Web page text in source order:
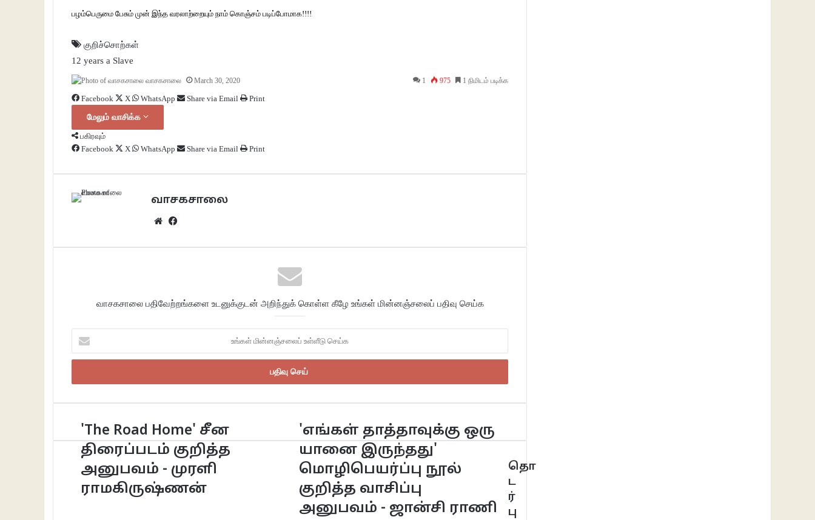
பழம்பெருமை பேசும் முன் இந்த வரலாற்றையும் நாம் கொஞ்சம் படிப்போமாக!!!!
குறிச்சொற்கள்
12 years a Slave
வாசகசாலை March 30, 2020 1 975 1 நிமிடம் படிக்க
Facebook X WhatsApp Share via Email Print
மேலும் வாசிக்க
பகிரவும்
Facebook
X WhatsApp Share via Email Print
வாசகசாலை
Website
வாசகசாலை பதிவேற்றங்களை உடனுக்குடன் அறிந்துக் கொள்ள கீழே உங்கள் மின்னஞ்சலைப் பதிவு செய்க
மின்னஞ்சலைப்
உள்ளீடு
'The Road Home' சீன
திரைப்படம் குறித்த
அனுபவம் - முரளி
ராமகிருஷ்ணன்
'எங்கள் தாத்தாவுக்கு ஒரு
யானை இருந்தது'
மொழிபெயர்ப்பு நூல்
குறித்த வாசிப்பு
அனுபவம் - ஜான்சி ராணி
தொ
ட
ர்
பு